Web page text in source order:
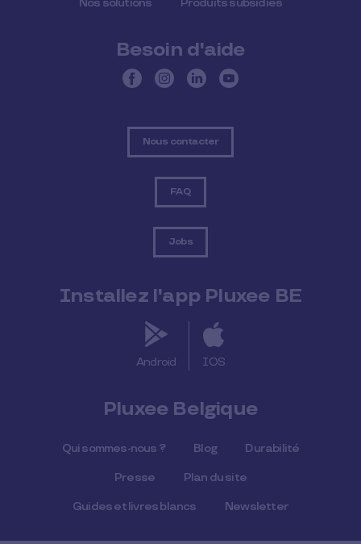
Besoin d'aide
Nous contacter
FAQ
Jobs
Installez l'app Pluxee BE
Android IOS
Pluxee Belgique
Qui sommes-nous ? Blog Durabilité
Presse Plan du site
Guides et livres blancs Newsletter